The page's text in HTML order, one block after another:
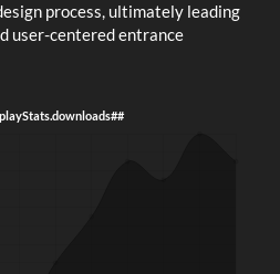
process, ultimately leading
user-centered entrance